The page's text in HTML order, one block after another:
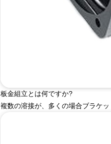
板金組立とは何ですか?
複数の溶接が、多くの場合ブラケ